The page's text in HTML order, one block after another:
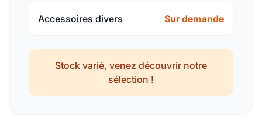
Accessoires divers Sur demande
Stock varié, venez découvrir notre
sélection !